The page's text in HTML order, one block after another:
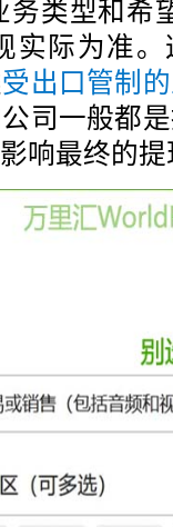
类型和希
实际为准
受出口管制
司一般都
响最终的提